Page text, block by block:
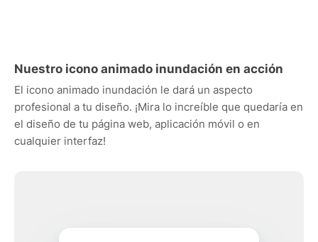
Nuestro icono animado inundación en acción
El icono animado inundación le dará un aspecto
profesional a tu diseño. ¡Mira lo increíble que quedaría en
el diseño de tu página web, aplicación móvil o en
cualquier interfaz!